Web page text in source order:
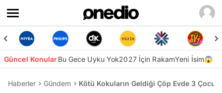
Güncel KonularBu Gece Uyku Yok2027 İçin RakamYeni İsim😱
Haberler Gündem Kötü Kokuların Geldiği Çöp Evde 3